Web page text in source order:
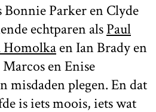
Parker en Clyde
echtparen alsPaul
Homolkaen Ian Brady en
en Enise
misdaden plegen. En dat
is iets moois, iets wat